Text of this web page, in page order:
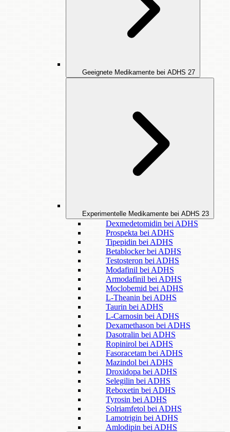
Geeignete Medikamente bei ADHS 27
Experimentelle Medikamente bei ADHS 23
Dexmedetomidin bei ADHS
Prospekta bei ADHS
Tipepidin bei ADHS
Betablocker bei ADHS
Testosteron bei ADHS
Modafinil bei ADHS
Armodafinil bei ADHS
Moclobemid bei ADHS
L-Theanin bei ADHS
Taurin bei ADHS
L-Carnosin bei ADHS
Dexamethason bei ADHS
Dasotralin bei ADHS
Ropinirol bei ADHS
Fasoracetam bei ADHS
Mazindol bei ADHS
Droxidopa bei ADHS
Selegilin bei ADHS
Reboxetin bei ADHS
Tyrosin bei ADHS
Solriamfetol bei ADHS
Lamotrigin bei ADHS
Amlodipin bei ADHS